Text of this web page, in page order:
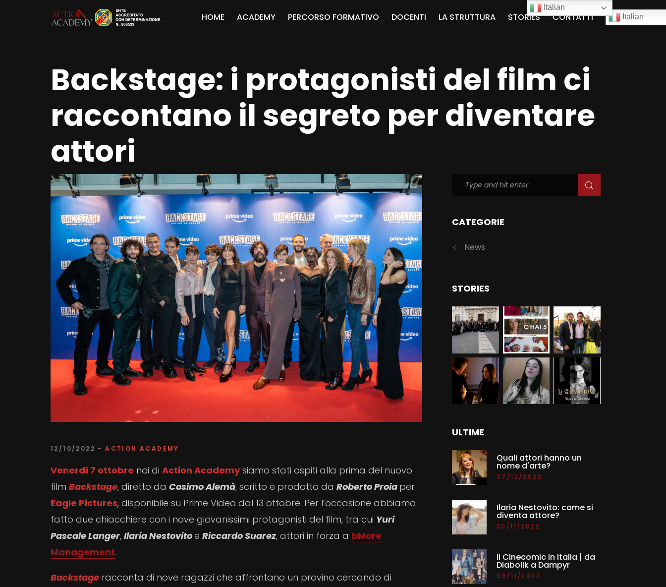
HOME ACADEMY PERCORSO FORMATIVO DOCENTI LA STRUTTURA STORIES CONTATTI Italian
Backstage: i protagonisti del film ci
raccontano il segreto per diventare
attori
12/10/2022 -ACTION ACADEMY
Venerdì 7 ottobre noi di Action Academy siamo stati ospiti alla prima del nuovo
film Backstage, diretto da Cosimo Alemà, scritto e prodotto da Roberto Proia per
Eagle Pictures, disponibile su Prime Video dal 13 ottobre. Per l’occasione abbiamo
fatto due chiacchiere con i nove giovanissimi protagonisti del film, tra cui Yuri
Pascale Langer, Ilaria Nestovitoe Riccardo Suarez, attori in forza a bMore
Management.
Backstage racconta di nove ragazzi che affrontano un provino cercando di
CATEGORIE
News
STORIES
ULTIME
Quali attori hanno un
nome d'arte?
07/12/2022
Ilaria Nestovito: come si
diventa attore?
30/11/2022
Il Cinecomic in Italia | da
Diabolik a Dampyr
09/11/2022
Italian